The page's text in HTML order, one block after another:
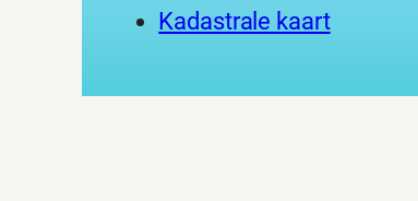
Kadastrale kaart